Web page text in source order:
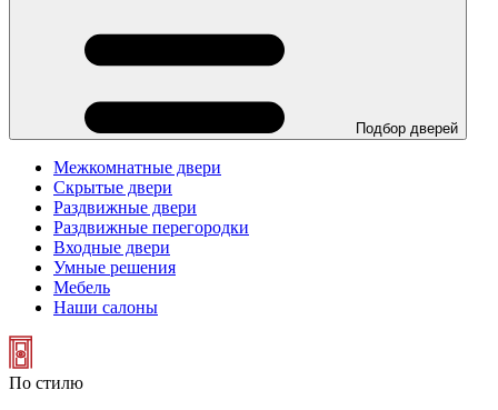
Подбор дверей
Межкомнатные двери
Скрытые двери
Раздвижные двери
Раздвижные перегородки
Входные двери
Умные решения
Мебель
Наши салоны
По стилю